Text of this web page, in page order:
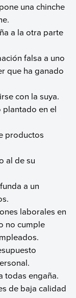
una chinche
a la otra parte
falsa a uno
que ha ganado
con la suya.
en el
productos
al de su
a un
laborales en
no cumple
todas engaña.
de baja calidad